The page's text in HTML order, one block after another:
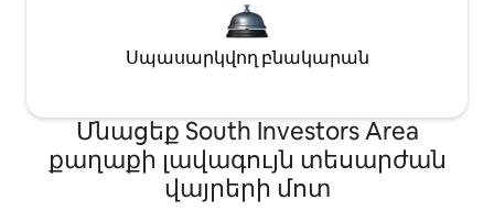
Սպասարկվող բնակարան
Մնացեք South Investors Area
քաղաքի լավագույն տեսարժան
վայրերի մոտ